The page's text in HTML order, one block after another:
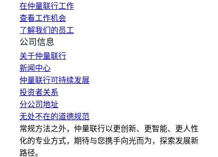
在仲量联行工作
查看工作机会
了解我们的员工
公司信息
关于仲量联行
新闻中心
仲量联行可持续发展
投资者关系
分公司地址
无处不在的道德规范
常规方法之外，仲量联行以更创新、更智能、更人性
化的专业方式，期待与您携手向光而为，探索发展新
路径。